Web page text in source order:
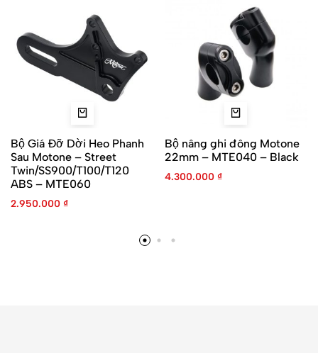
Bộ Giá Đỡ Dời Heo Phanh
Sau Motone – Street
Twin/SS900/T100/T120
ABS – MTE060
2.950.000 ₫
Bộ nâng ghi đông Motone
22mm – MTE040 – Black
4.300.000 ₫